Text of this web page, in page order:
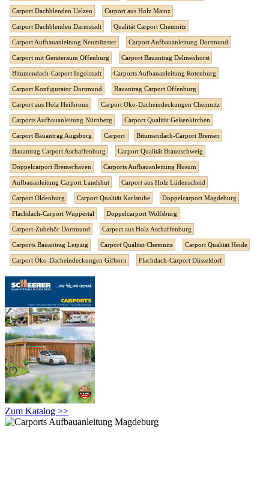
Carport Dachblenden Uelzen Carport aus Holz Mainz
Carport Dachblenden Darmstadt Qualität Carport Chemnitz
Carport Aufbauanleitung Neumünster Carport Aufbauanleitung Dortmund
Carport mit Geräteraum Offenburg Carport Bauantrag Delmenhorst
Bitumendach-Carport Ingolstadt Carports Aufbauanleitung Rotenburg
Carport Konfigurator Dortmund Bauantrag Carport Offenburg
Carport aus Holz Heilbronn Carport Öko-Dacheindeckungen Chemnitz
Carports Aufbauanleitung Nürnberg Carport Qualität Gelsenkirchen
Carport Bauantrag Augsburg Carport Bitumendach-Carport Bremen
Bauantrag Carport Aschaffenburg Carport Qualität Braunschweig
Doppelcarport Bremerhaven Carports Aufbauanleitung Husum
Aufbauanleitung Carport Landshut Carport aus Holz Lüdenscheid
Carport Oldenburg Carport Qualität Karlsruhe Doppelcarport Magdeburg
Flachdach-Carport Wuppertal Doppelcarport Wolfsburg
Carport-Zubehör Dortmund Carport aus Holz Aschaffenburg
Carports Bauantrag Leipzig Carport Qualität Chemnitz Carport Qualität Heide
Carport Öko-Dacheindeckungen Gifhorn Flachdach-Carport Düsseldorf
Zum Katalog >>